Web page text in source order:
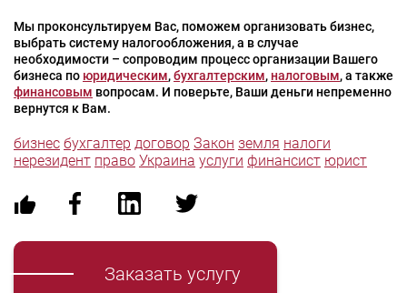
Мы проконсультируем Вас, поможем организовать бизнес,
выбрать систему налогообложения, а в случае
необходимости – сопроводим процесс организации Вашего
бизнеса по юридическим,бухгалтерским, налоговым, а также
финансовым вопросам. И поверьте, Ваши деньги непременно
вернутся к Вам.
бизнес бухгалтер договор Закон земля налоги
нерезидент право Украина услуги финансист юрист
Заказать услугу